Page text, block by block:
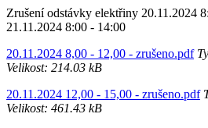
Zrušení odstávky elektřiny 20.11.2024
21.11.2024 8:00 - 14:00
20.11.2024 8,00 - 12,00 - zrušeno.pdf
Velikost: 214.03 kB
20.11.2024 12,00 - 15,00 - zrušeno.pdf
Velikost: 461.43 kB